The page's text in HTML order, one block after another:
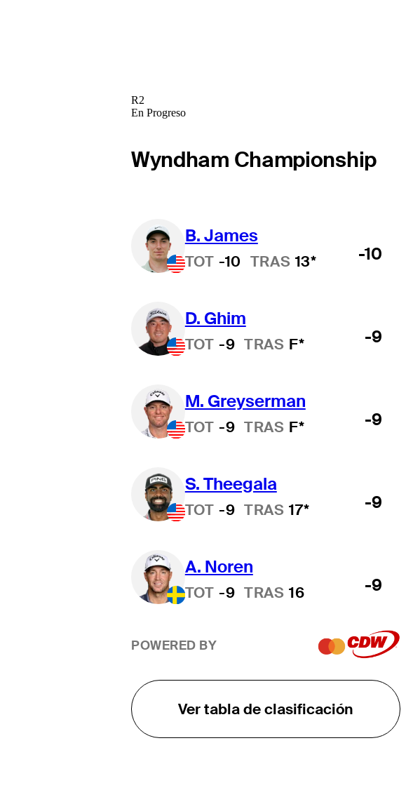
R2
En Progreso
Wyndham Championship
B. James
TOT -10 TRAS 13* -10
D. Ghim
TOT -9 TRAS F* -9
M. Greyserman
TOT -9 TRAS F* -9
S. Theegala
TOT -9 TRAS 17* -9
A. Noren
TOT -9 TRAS 16 -9
POWERED BY
Ver tabla de clasificación